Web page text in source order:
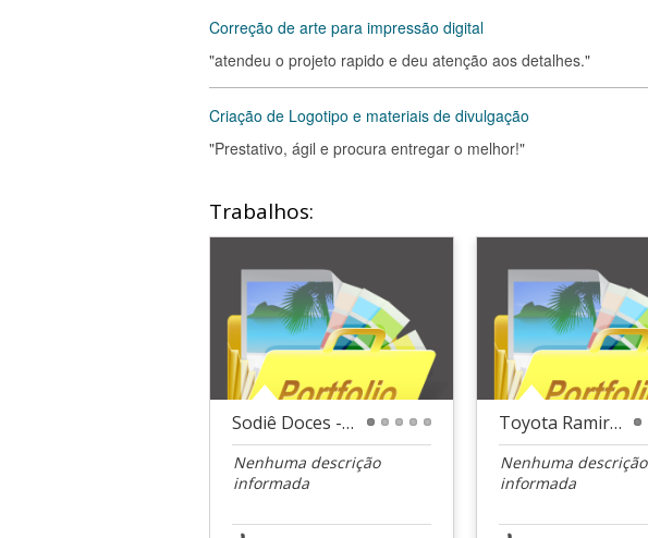
Correção de arte para impressão digital
"atendeu o projeto rapido e deu atenção aos detalhes."
Criação de Logotipo e materiais de divulgação
"Prestativo, ágil e procura entregar o melhor!"
Trabalhos:
Sodiê Doces - Maker.ag
Nenhuma descrição
informada
Toyota Ramires
Nenhuma descrição
informada